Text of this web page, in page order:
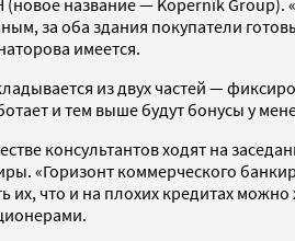
за оба здания покупатели
имеется.
из двух частей —
и тем выше будут бонусы у
консультантов ходят на
«Горизонт коммерческого
что и на плохих кредитах